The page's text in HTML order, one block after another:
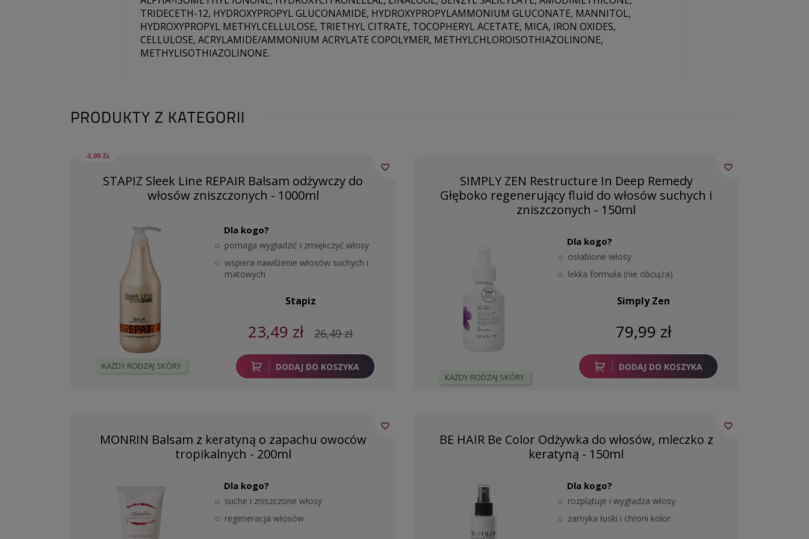
TRIDECETH-12, HYDROXYPROPYL GLUCONAMIDE, HYDROXYPROPYLAMMONIUM GLUCONATE, MANNITOL,
HYDROXYPROPYL METHYLCELLULOSE, TRIETHYL CITRATE, TOCOPHERYL ACETATE, MICA, IRON OXIDES,
CELLULOSE, ACRYLAMIDE/AMMONIUM ACRYLATE COPOLYMER, METHYLCHLOROISOTHIAZOLINONE,
METHYLISOTHIAZOLINONE.
PRODUKTY Z KATEGORII
-3,00 ZŁ
STAPIZ Sleek Line REPAIR Balsam odżywczy do
włosów zniszczonych - 1000ml
KAŻDY RODZAJ SKÓRY
Dla kogo?
pomaga wygładzić i zmiękczyć włosy
wspiera nawilżenie włosów suchych i
matowych
Stapiz
23,49 zł 26,49 zł
DODAJ DO KOSZYKA
favorite_border
SIMPLY ZEN Restructure In Deep Remedy
Głęboko regenerujący fluid do włosów suchych i
zniszczonych - 150ml
KAŻDY RODZAJ SKÓRY
Dla kogo?
osłabione włosy
lekka formuła (nie obciąża)
Simply Zen
79,99 zł
DODAJ DO KOSZYKA
favorite_border
MONRIN Balsam z keratyną o zapachu owoców
tropikalnych - 200ml
Dla kogo?
suche i zniszczone włosy
regeneracja włosów
favorite_border
BE HAIR Be Color Odżywka do włosów, mleczko z
keratyną - 150ml
Dla kogo?
rozplątuje i wygładza włosy
zamyka łuski i chroni kolor
favorite_border